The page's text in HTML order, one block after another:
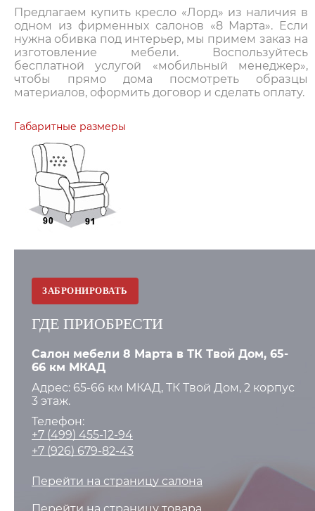
Предлагаем купить кресло «Лорд» из наличия в
одном из фирменных салонов «8 Марта». Если
нужна обивка под интерьер, мы примем заказ на
изготовление мебели. Воспользуйтесь
бесплатной услугой «мобильный менеджер»,
чтобы прямо дома посмотреть образцы
материалов, оформить договор и сделать оплату.
Габаритные размеры
ЗАБРОНИРОВАТЬ
ГДЕ ПРИОБРЕСТИ
Салон мебели 8 Марта в ТК Твой Дом, 65-
66 км МКАД
Адрес: 65-66 км МКАД, ТК Твой Дом, 2 корпус
3 этаж.
Телефон:
+7 (499) 455-12-94
+7 (926) 679-82-43
Перейти на страницу салона